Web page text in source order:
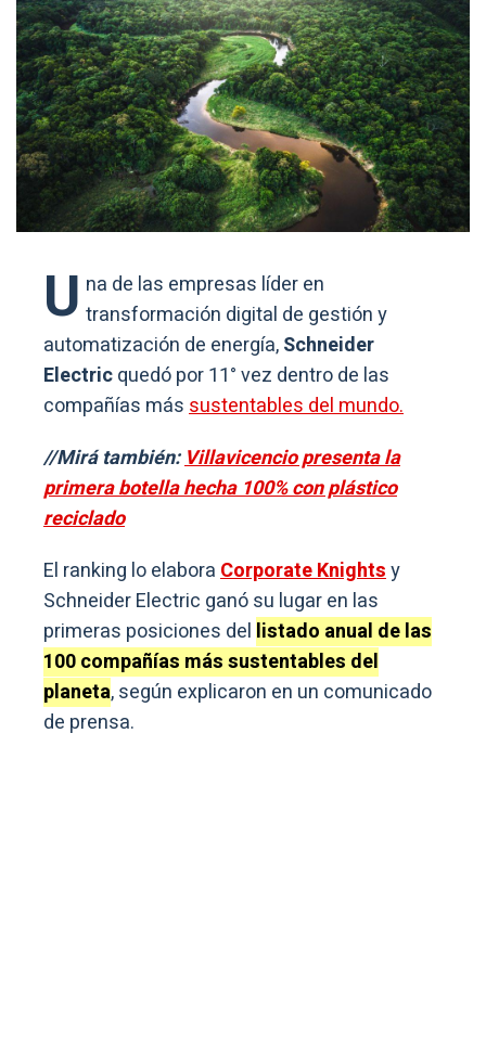
U na de las empresas líder en
transformación digital de gestión y
automatización de energía,Schneider
Electricquedó por 11° vez dentro de las
compañías mássustentables del mundo.
//Mirá también:Villavicencio presenta la
primera botella hecha 100% con plástico
reciclado
El ranking lo elaboraCorporate Knightsy
Schneider Electric ganó su lugar en las
primeras posiciones del listado anual de las
100 compañías más sustentables del
planeta, según explicaron en un comunicado
de prensa.